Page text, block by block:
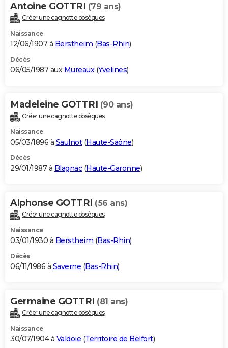
Antoine GOTTRI (79 ans)
Créer une cagnotte obsèques
Naissance
12/06/1907 à Berstheim (Bas-Rhin)
Décès
06/05/1987 aux Mureaux(Yvelines)
Madeleine GOTTRI (90 ans)
Créer une cagnotte obsèques
Naissance
05/03/1896 à Saulnot(Haute-Saône)
Décès
29/01/1987 à Blagnac(Haute-Garonne)
Alphonse GOTTRI (56 ans)
Créer une cagnotte obsèques
Naissance
03/01/1930 à Berstheim (Bas-Rhin)
Décès
06/11/1986 à Saverne (Bas-Rhin)
Germaine GOTTRI (81 ans)
Créer une cagnotte obsèques
Naissance
30/07/1904 à Valdoie (Territoire de Belfort)